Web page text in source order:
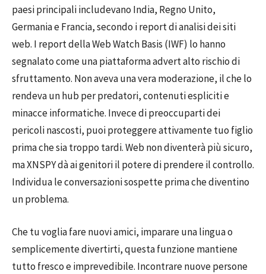
paesi principali includevano India, Regno Unito,
Germania e Francia, secondo i report di analisi dei siti
web. I report della Web Watch Basis (IWF) lo hanno
segnalato come una piattaforma advert alto rischio di
sfruttamento. Non aveva una vera moderazione, il che lo
rendeva un hub per predatori, contenuti espliciti e
minacce informatiche. Invece di preoccuparti dei
pericoli nascosti, puoi proteggere attivamente tuo figlio
prima che sia troppo tardi. Web non diventerà più sicuro,
ma XNSPY dà ai genitori il potere di prendere il controllo.
Individua le conversazioni sospette prima che diventino
un problema.
Che tu voglia fare nuovi amici, imparare una lingua o
semplicemente divertirti, questa funzione mantiene
tutto fresco e imprevedibile. Incontrare nuove persone